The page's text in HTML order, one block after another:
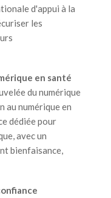
d'appui à la
les
en santé
du numérique
au numérique en
dédiée pour
avec un
bienfaisance,